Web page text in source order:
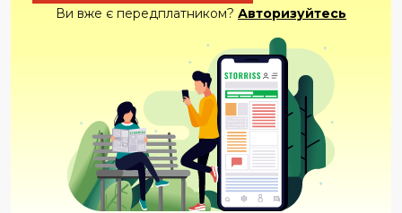
Ви вже є передплатником? Авторизуйтесь